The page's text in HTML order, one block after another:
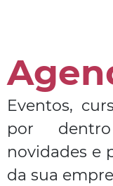
Eventos,
por
novidades e
da sua